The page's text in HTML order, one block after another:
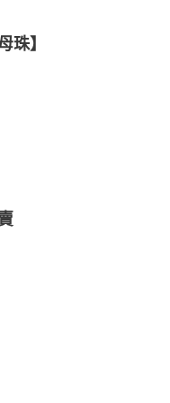
珠】